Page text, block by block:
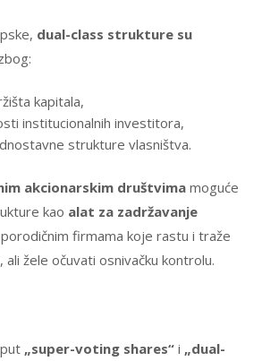
dual-class strukture su
kapitala,
institucionalnih investitora,
strukture vlasništva.
akcionarskim društvima moguće
kao alat za zadržavanje
firmama koje rastu i traže
žele očuvati osnivačku kontrolu.
„super-voting shares“ i „dual-